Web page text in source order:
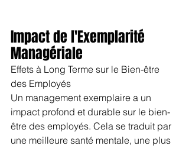
Impact de l'Exemplarité
Managériale
Effets à Long Terme sur le Bien-être
des Employés
Un management exemplaire a un
impact profond et durable sur le bien-
être des employés. Cela se traduit par
une meilleure santé mentale, une plus